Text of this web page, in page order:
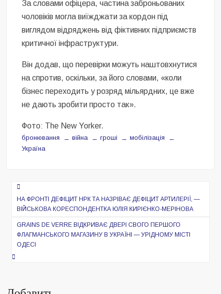
За словами офіцера, частина заброньованих
чоловіків могла виїжджати за кордон під
виглядом відряджень від фіктивних підприємств
критичної інфраструктури.
Він додав, що перевірки можуть наштовхнутися
на спротив, оскільки, за його словами, «коли
бізнес переходить у розряд мільярдних, це вже
не дають зробити просто так».
Фото: The New Yorker.
бронювання війна гроші
мобілізація
Україна
Навигация
по
записям
НА ФРОНТІ ДЕФІЦИТ НРК ТА НАЗРІВАЄ ДЕФІЦИТ АРТИЛЕРІЇ, —
ВІЙСЬКОВА КОРЕСПОНДЕНТКА ЮЛІЯ КИРІЄНКО-МЕРІНОВА
GRAINS DE VERRE ВІДКРИВАЄ ДВЕРІ СВОГО ПЕРШОГО
ФЛАГМАНСЬКОГО МАГАЗИНУ В УКРАЇНІ — УРІДНОМУ МІСТІ
ОДЕСІ